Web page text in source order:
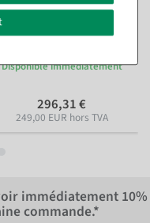
homme Solid
Disponible immédiatement
296,31 €
249,00 EUR hors TVA
immédiatement 10%
commande.*